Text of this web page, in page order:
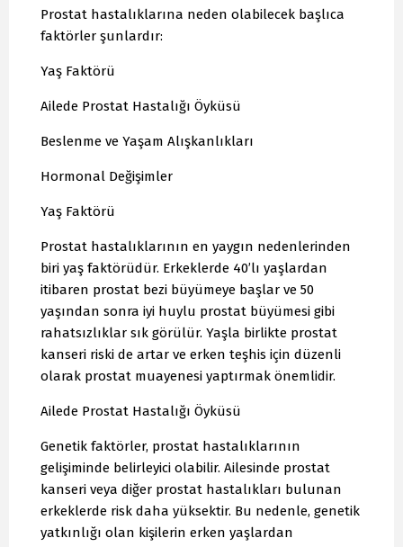
Prostat hastalıklarına neden olabilecek başlıca
faktörler şunlardır:
Yaş Faktörü
Ailede Prostat Hastalığı Öyküsü
Beslenme ve Yaşam Alışkanlıkları
Hormonal Değişimler
Yaş Faktörü
Prostat hastalıklarının en yaygın nedenlerinden
biri yaş faktörüdür. Erkeklerde 40’lı yaşlardan
itibaren prostat bezi büyümeye başlar ve 50
yaşından sonra iyi huylu prostat büyümesi gibi
rahatsızlıklar sık görülür. Yaşla birlikte prostat
kanseri riski de artar ve erken teşhis için düzenli
olarak prostat muayenesi yaptırmak önemlidir.
Ailede Prostat Hastalığı Öyküsü
Genetik faktörler, prostat hastalıklarının
gelişiminde belirleyici olabilir. Ailesinde prostat
kanseri veya diğer prostat hastalıkları bulunan
erkeklerde risk daha yüksektir. Bu nedenle, genetik
yatkınlığı olan kişilerin erken yaşlardan